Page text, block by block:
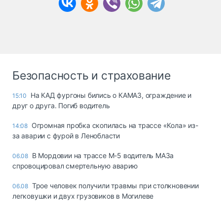
Безопасность и страхование
15:10
На КАД фургоны бились о КАМАЗ, ограждение и
друг о друга. Погиб водитель
14:08 Огромная пробка скопилась на трассе «Кола» из-
за аварии с фурой в Ленобласти
06.08 В Мордовии на трассе М-5 водитель МАЗа
спровоцировал смертельную аварию
06.08 Трое человек получили травмы при столкновении
легковушки и двух грузовиков в Могилеве